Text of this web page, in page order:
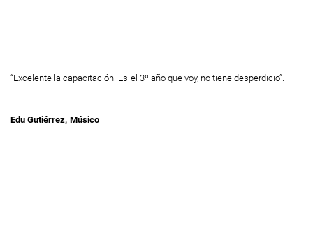
“Excelente la capacitación. Es el 3º año que voy, no tiene desperdicio”.
Edu Gutiérrez, Músico